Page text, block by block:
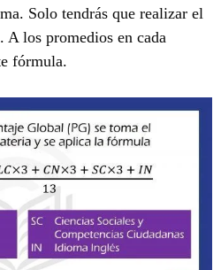
Solo tendrás que realizar el
A los promedios en cada
fórmula.